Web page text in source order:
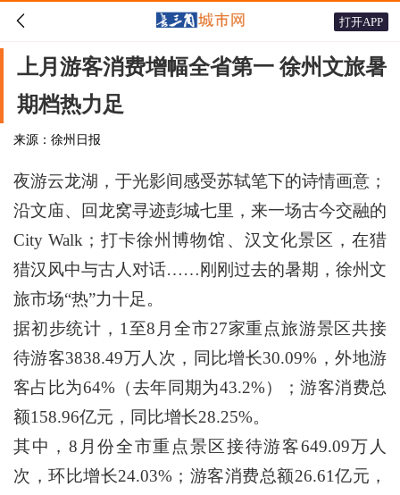
 打开APP
上月游客消费增幅全省第一 徐州文旅暑
期档热力足
来源：徐州日报
夜游云龙湖，于光影间感受苏轼笔下的诗情画意；
沿文庙、回龙窝寻迹彭城七里，来一场古今交融的
City Walk；打卡徐州博物馆、汉文化景区，在猎
猎汉风中与古人对话……刚刚过去的暑期，徐州文
旅市场“热”力十足。
据初步统计，1至8月全市27家重点旅游景区共接
待游客3838.49万人次，同比增长30.09%，外地游
客占比为64%（去年同期为43.2%）；游客消费总
额158.96亿元，同比增长28.25%。
其中，8月份全市重点景区接待游客649.09万人
次，环比增长24.03%；游客消费总额26.61亿元，